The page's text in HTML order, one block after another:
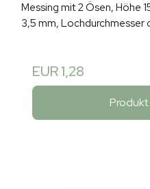
Messing mit 2 Ösen, Höhe
3,5 mm, Lochdurchmesser
EUR 1,28